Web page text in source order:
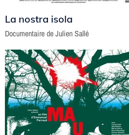
La nostra isola
Documentaire de Julien Sallé